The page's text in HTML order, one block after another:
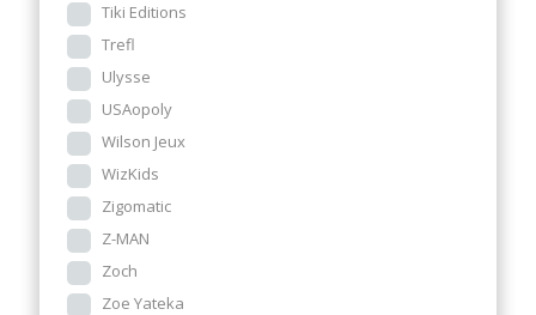
Tiki Editions
Trefl
Ulysse
USAopoly
Wilson Jeux
WizKids
Zigomatic
Z-MAN
Zoch
Zoe Yateka